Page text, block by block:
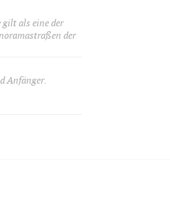
als eine der
der
Anfänger.